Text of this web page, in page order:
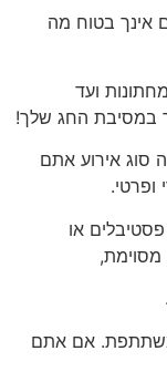
אינך בטוח מה
ועד
במסיבת החג שלך!
סוג אירוע אתם
ופרטי.
או
מסוימת,
שמשתתפת. אם אתם